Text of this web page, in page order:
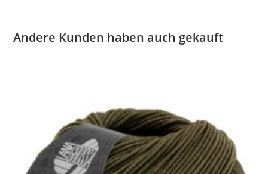
Andere Kunden haben auch gekauft